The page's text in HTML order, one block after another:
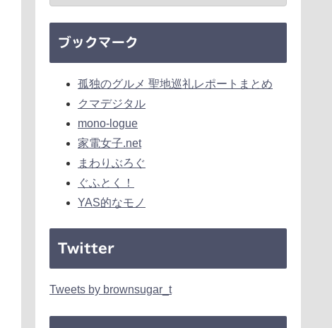
ブックマーク
孤独のグルメ 聖地巡礼レポートまとめ
クマデジタル
mono-logue
家電女子.net
まわりぶろぐ
ぐふとく！
YAS的なモノ
Twitter
Tweets by brownsugar_t